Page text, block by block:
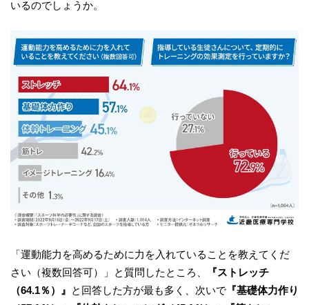
いるのでしょうか。
「運動能力を高めるために力を入れていることを教えてくだ
さい（複数回答可）」と質問したところ、
『ストレッチ
（64.1％）』 と回答した方が最も多く、次いで 『基礎体力作り